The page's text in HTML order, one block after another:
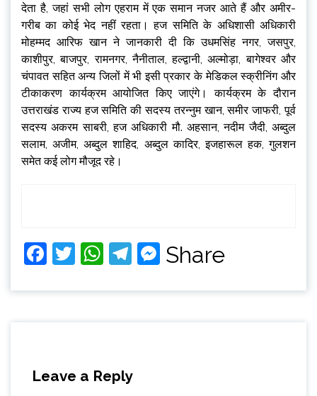
देता है, जहां सभी लोग एहराम में एक समान नजर आते हैं और अमीर-
गरीब का कोई भेद नहीं रहता। हज समिति के अधिशासी अधिकारी
मोहम्मद आरिफ खान ने जानकारी दी कि उधमसिंह नगर, जसपुर,
काशीपुर, बाजपुर, रामनगर, नैनीताल, हल्द्वानी, अल्मोड़ा, बागेश्वर और
चंपावत सहित अन्य जिलों में भी इसी प्रकार के मेडिकल स्क्रीनिंग और
टीकाकरण कार्यक्रम आयोजित किए जाएंगे। कार्यक्रम के दौरान
उत्तराखंड राज्य हज समिति की सदस्य तरन्नुम खान, समीर जाफरी, पूर्व
सदस्य अकरम साबरी, हज अधिकारी मौ. अहसान, नदीम जैदी, अब्दुल
सलाम, अजीम, अब्दुल शाहिद, अब्दुल कादिर, इजहारूल हक, गुलशन
समेत कई लोग मौजूद रहे।
Facebook
Twitter
WhatsApp
Telegram
Messenger
Share
Leave a Reply